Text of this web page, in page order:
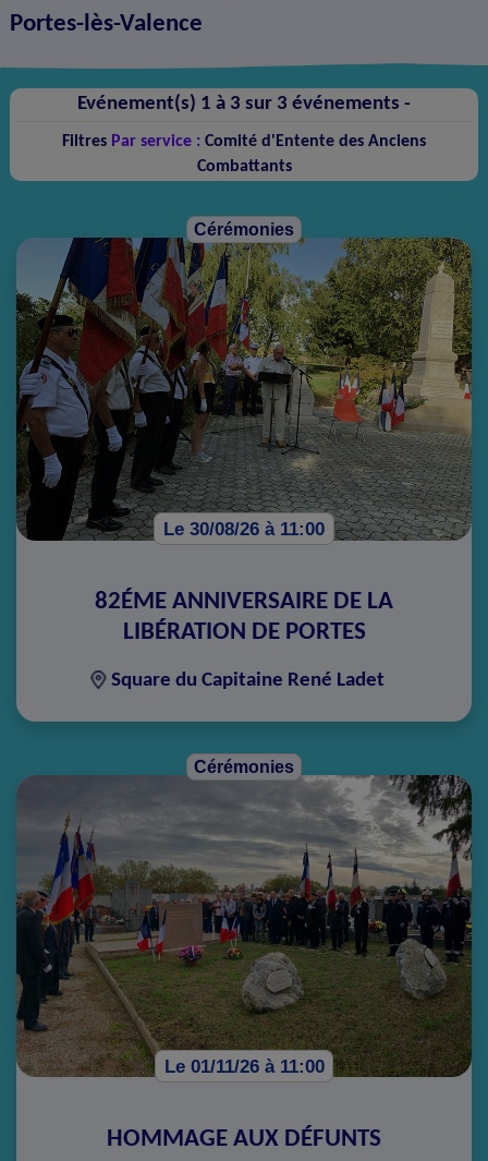
Portes-lès-Valence
Evénement(s) 1 à 3 sur 3 événements -
Filtres Par service : Comité d'Entente des Anciens
Combattants
Cérémonies
Le 30/08/26 à 11:00
82ÉME ANNIVERSAIRE DE LA
LIBÉRATION DE PORTES
Square du Capitaine René Ladet
Cérémonies
Le 01/11/26 à 11:00
HOMMAGE AUX DÉFUNTS